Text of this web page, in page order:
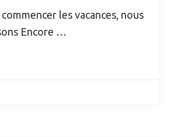
les vacances, nous
Encore …